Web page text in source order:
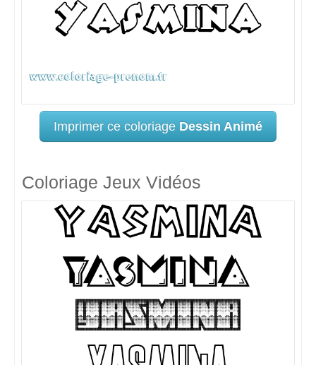
Imprimer ce coloriage Dessin Animé
Coloriage Jeux Vidéos